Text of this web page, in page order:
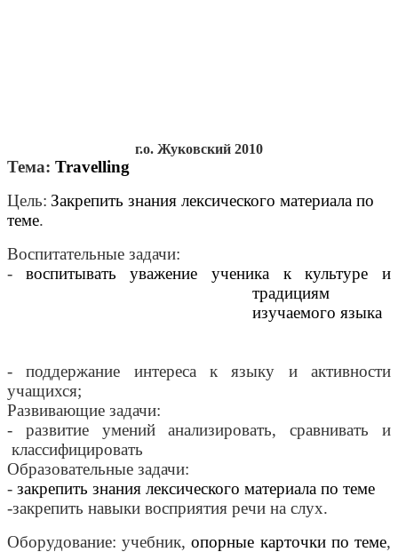
г.о. Жуковский 2010
Тема: Travelling
Цель: Закрепить знания лексического материала по
теме.
Воспитательные задачи:
-
воспитывать уважение ученика к культуре и
традициям
изучаемого языка
- поддержание интереса к языку и активности
учащихся;
Развивающие задачи:
- развитие умений анализировать, сравнивать и
классифицировать
Образовательные задачи:
- закрепить знания лексического материала по теме
-закрепить навыки восприятия речи на слух.
Оборудование: учебник, опорные карточки по теме,